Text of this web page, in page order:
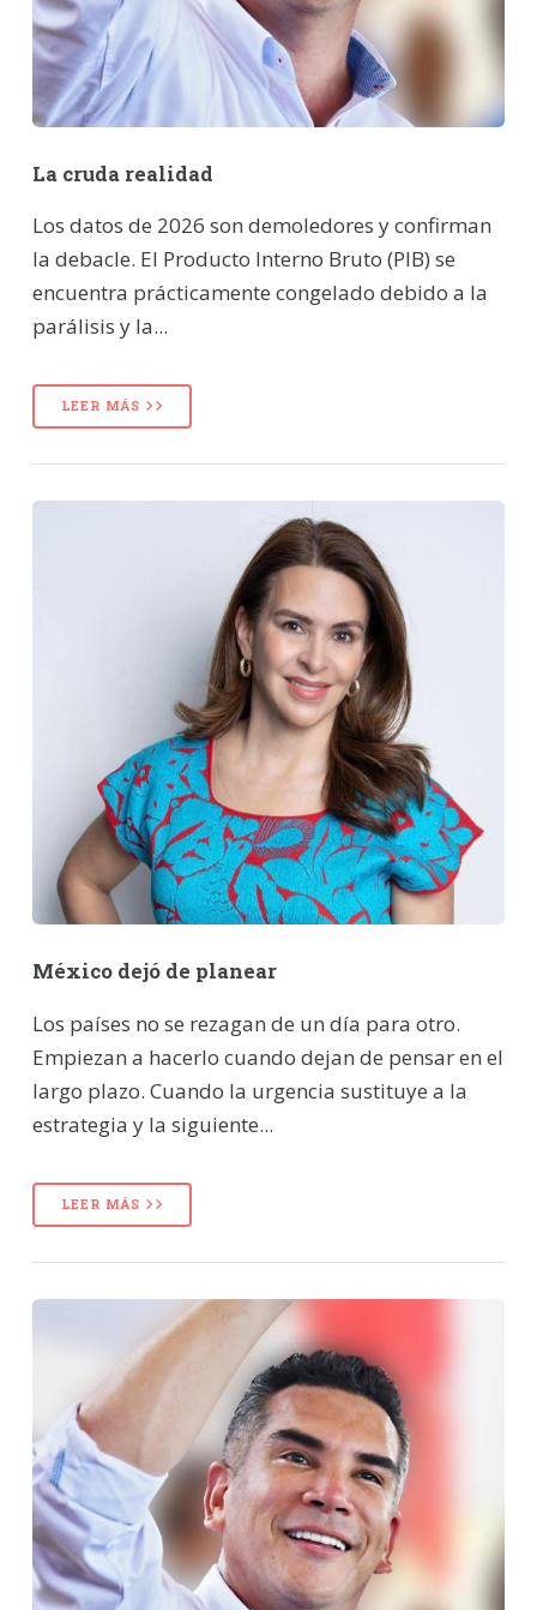
La cruda realidad
Los datos de 2026 son demoledores y confirman
la debacle. El Producto Interno Bruto (PIB) se
encuentra prácticamente congelado debido a la
parálisis y la...
LEER MÁS
México dejó de planear
Los países no se rezagan de un día para otro.
Empiezan a hacerlo cuando dejan de pensar en el
largo plazo. Cuando la urgencia sustituye a la
estrategia y la siguiente...
LEER MÁS